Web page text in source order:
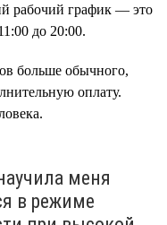
рабочий график — это
до 20:00.
больше обычного,
оплату.
меня
в режиме